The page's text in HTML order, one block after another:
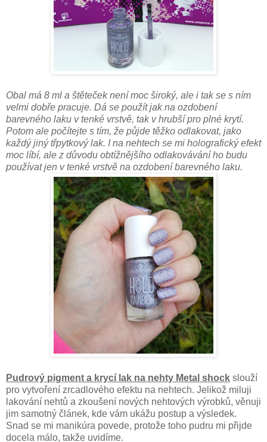
Obal má 8 ml a štěteček není moc široký, ale i tak se s ním
velmi dobře pracuje. Dá se použít jak na ozdobení
barevného laku v tenké vrstvě, tak v hrubší pro plné krytí.
Potom ale počítejte s tím, že půjde těžko odlakovat, jako
každý jiný třpytkový lak. I na nehtech se mi holografický efekt
moc líbí, ale z důvodu obtížnějšího odlakovávání ho budu
používat jen v tenké vrstvě na ozdobení barevného laku.
Pudrový pigment a krycí lak na nehty Metal shock slouží
pro vytvoření zrcadlového efektu na nehtech. Jelikož miluji
lakování nehtů a zkoušení nových nehtových výrobků, věnuji
jim samotný článek, kde vám ukážu postup a výsledek.
Snad se mi manikúra povede, protože toho pudru mi přijde
docela málo, takže uvidíme.